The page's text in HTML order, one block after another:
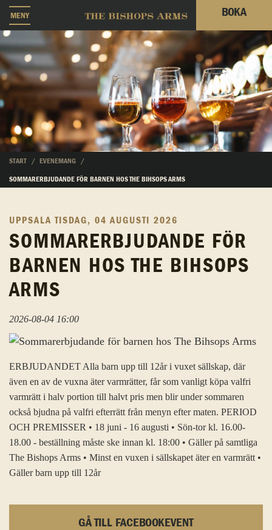
MENY BOKA
START EVENEMANG
SOMMARERBJUDANDE FÖR BARNEN HOS THE BIHSOPS ARMS
UPPSALA TISDAG, 04 AUGUSTI 2026
SOMMARERBJUDANDE FÖR
BARNEN HOS THE BIHSOPS
ARMS
2026-08-04 16:00
ERBJUDANDET Alla barn upp till 12år i vuxet sällskap, där
även en av de vuxna äter varmrätter, får som vanligt köpa valfri
varmrätt i halv portion till halvt pris men blir under sommaren
också bjudna på valfri efterrätt från menyn efter maten. PERIOD
OCH PREMISSER • 18 juni - 16 augusti • Sön-tor kl. 16.00-
18.00 - beställning måste ske innan kl. 18:00 • Gäller på samtliga
The Bishops Arms • Minst en vuxen i sällskapet äter en varmrätt •
Gäller barn upp till 12år
GÅ TILL FACEBOOKEVENT